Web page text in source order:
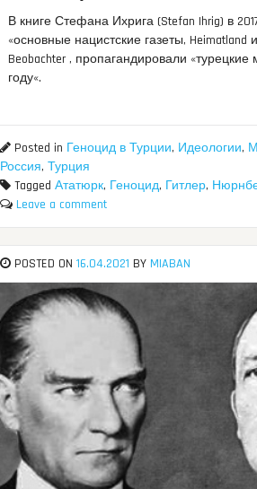
В книге Стефана Ихрига (Stefan Ihrig) в
«основные нацистские газеты, Heimatland
Beobachter , пропагандировали «турецкие
году«.
Posted in Геноцид в Турции, Идеологии,
Россия, Турция
Tagged Ататюрк, Геноцид, Гитлер,
Leave a comment
POSTED ON 16.04.2021 BY MIABAN